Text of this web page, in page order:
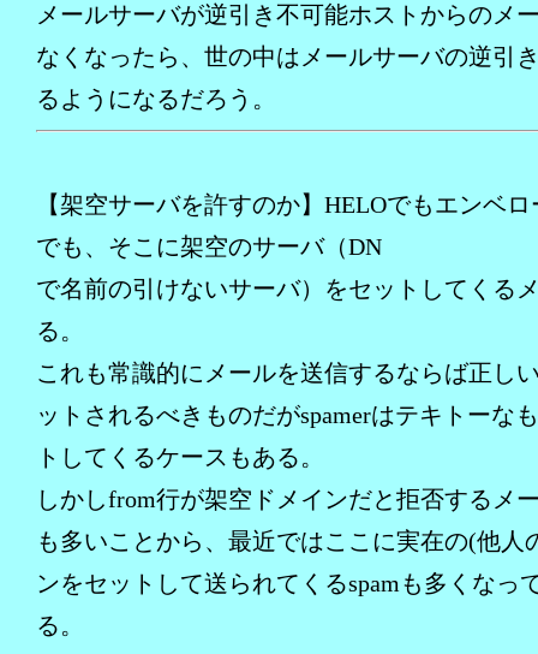
メールサーバが逆引き不可能ホストからのメ
なくなったら、世の中はメールサーバの逆引
るようになるだろう。
【架空サーバを許すのか】HELOでもエンベ
でも、そこに架空のサーバ（DN
で名前の引けないサーバ）をセットしてくる
る。
これも常識的にメールを送信するならば正し
ットされるべきものだがspamerはテキトーな
トしてくるケースもある。
しかしfrom行が架空ドメインだと拒否するメ
も多いことから、最近ではここに実在の(他人
ンをセットして送られてくるspamも多くなっ
る。